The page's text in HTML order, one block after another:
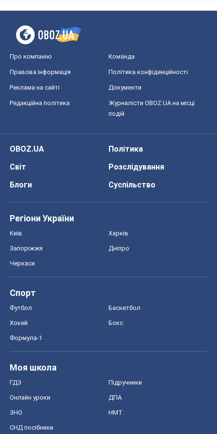
Про компанію Команда
Правова інформація Політика конфіденційності
Реклама на сайті Документи
Редакційна політика
Журналісти OBOZ.UA на місці
подій
OBOZ.UA
Політика
Світ
Розслідування
Блоги
Суспільство
Регіони України
Київ Харків
Запоріжжя Дніпро
Черкаси
Спорт
Футбол Баскетбол
Хокей Бокс
Формула-1
Моя школа
ГДЗ Підручники
Онлайн уроки ДПА
ЗНО НМТ
СНД посібники